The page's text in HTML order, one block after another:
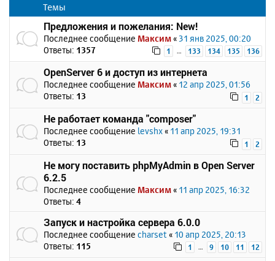
Темы
Предложения и пожелания: New!
Последнее сообщение Максим « 31 янв 2025, 00:20
Ответы: 1357 1 … 133 134 135 136
OpenServer 6 и доступ из интернета
Последнее сообщение Максим « 12 апр 2025, 01:56
Ответы: 13 1 2
Не работает команда "composer"
Последнее сообщение levshx « 11 апр 2025, 19:31
Ответы: 13 1 2
Не могу поставить phpMyAdmin в Open Server
6.2.5
Последнее сообщение Максим « 11 апр 2025, 16:32
Ответы: 4
Запуск и настройка сервера 6.0.0
Последнее сообщение charset « 10 апр 2025, 20:13
Ответы: 115 1 … 9 10 11 12